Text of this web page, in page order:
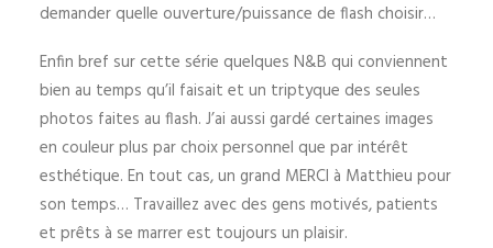
demander quelle ouverture/puissance de flash choisir…
Enfin bref sur cette série quelques N&B qui conviennent
bien au temps qu’il faisait et un triptyque des seules
photos faites au flash. J’ai aussi gardé certaines images
en couleur plus par choix personnel que par intérêt
esthétique. En tout cas, un grand MERCI à Matthieu pour
son temps… Travaillez avec des gens motivés, patients
et prêts à se marrer est toujours un plaisir.